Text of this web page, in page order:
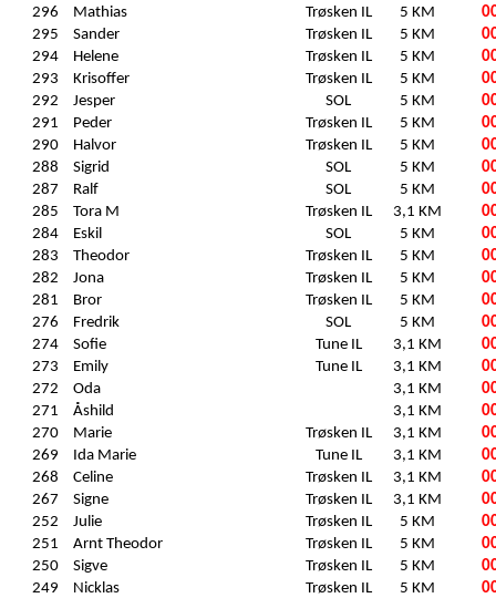
296
Mathias Trøsken IL 5 KM
295
Sander Trøsken IL 5 KM
294
Helene Trøsken IL 5 KM
293
Krisoffer Trøsken IL 5 KM
292
Jesper SOL 5 KM
291
Peder Trøsken IL 5 KM
290
Halvor Trøsken IL 5 KM
288
Sigrid SOL 5 KM
287
Ralf SOL 5 KM
285
Tora M Trøsken IL 3,1 KM
284
Eskil SOL 5 KM
283
Theodor Trøsken IL 5 KM
282
Jona Trøsken IL 5 KM
281
Bror Trøsken IL 5 KM
276
Fredrik SOL 5 KM
274
Sofie Tune IL 3,1 KM
273
Emily Tune IL 3,1 KM
272
Oda 3,1 KM
271
Åshild 3,1 KM
270
Marie Trøsken IL 3,1 KM
269
Ida Marie Tune IL 3,1 KM
268
Celine Trøsken IL 3,1 KM
267
Signe Trøsken IL 3,1 KM
252
Julie Trøsken IL 5 KM
251
Arnt Theodor Trøsken IL 5 KM
250
Sigve Trøsken IL 5 KM
249
Nicklas Trøsken IL 5 KM